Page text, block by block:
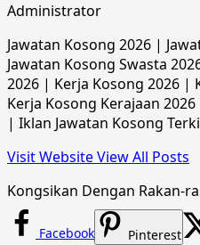
Administrator
Jawatan Kosong 2026 |
Jawatan Kosong Swasta
2026 | Kerja Kosong 2026 |
Kerja Kosong Kerajaan
| Iklan Jawatan Kosong
Visit WebsiteView All Posts
Kongsikan Dengan Rakan-
Facebook Pinterest